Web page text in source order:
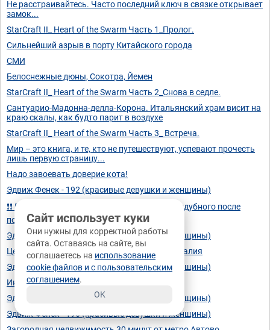
Не расстраивайтесь. Часто последний ключ в связке открывает
замок...
StarCraft II_ Heart of the Swarm Часть 1_Пролог.
Сильнейший азрыв в порту Китайского города
СМИ
Белоснежные дюны, Сокотра, Йемен
StarCraft II_ Heart of the Swarm Часть 2_Снова в седле.
Сантуарио-Мадонна-делла-Корона. Итальянский храм висит на
краю скалы, как будто парит в воздухе
StarCraft II_ Heart of the Swarm Часть 3_ Встреча.
Мир – это книга, и те, кто не путешествуют, успевают прочесть
лишь первую страницу...
Надо завоевать доверие кота!
Эдвиж Фенек - 192 (красивые девушки и женщины)
❗❗ Первые кадры после ранения Евгения Поддубного после
попадания дрона
Эдвиж Фенек - 193 (красивые девушки и женщины)
Церковь Непорочного Зачатия, Палермо, Италия
Эдвиж Фенек - 194 (красивые девушки и женщины)
Инвестиции в недвижимость
Эдвиж Фенек - 195 (красивые девушки и женщины)
Эдвиж Фенек - 196 (красивые девушки и женщины)
Сайт использует куки
Они нужны для корректной работы
сайта. Оставаясь на сайте, вы
соглашаетесь на использование
cookie файлов и с пользовательским
соглашением.
OK